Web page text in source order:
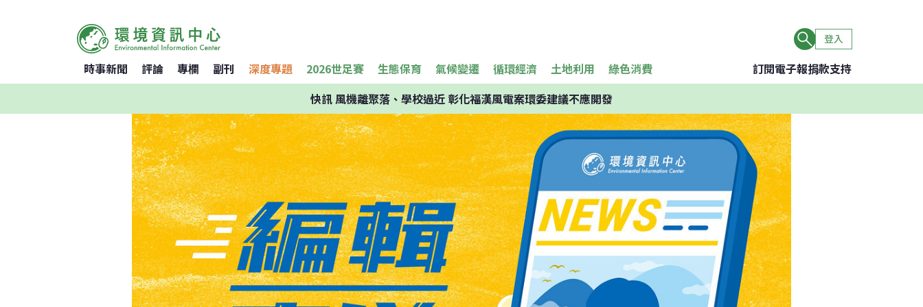
登入
時事新聞 評論 專欄 副刊 深度專題 2026世足賽 生態保育 氣候變遷 循環經濟 土地利用 綠色消費 訂閱電子報捐款支持
快訊風機離聚落、學校過近 彰化福漢風電案環委建議不應開發